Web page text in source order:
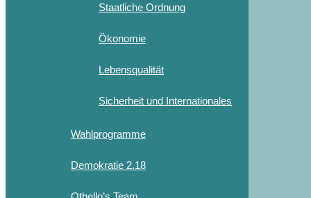
Staatliche Ordnung
Ökonomie
Lebensqualität
Sicherheit und Internationales
Wahlprogramme
Demokratie 2.18